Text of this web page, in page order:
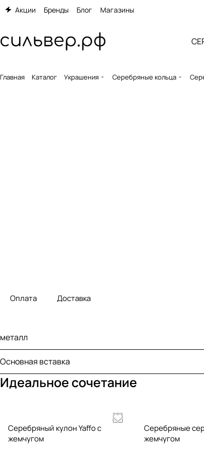
Акции Бренды Блог Магазины
Главная Каталог Украшения Серебряные кольца
Оплата Доставка
металл
Основная вставка
Идеальное сочетание
Серебряный кулон Yaffo с
жемчугом
Серебряные
жемчугом